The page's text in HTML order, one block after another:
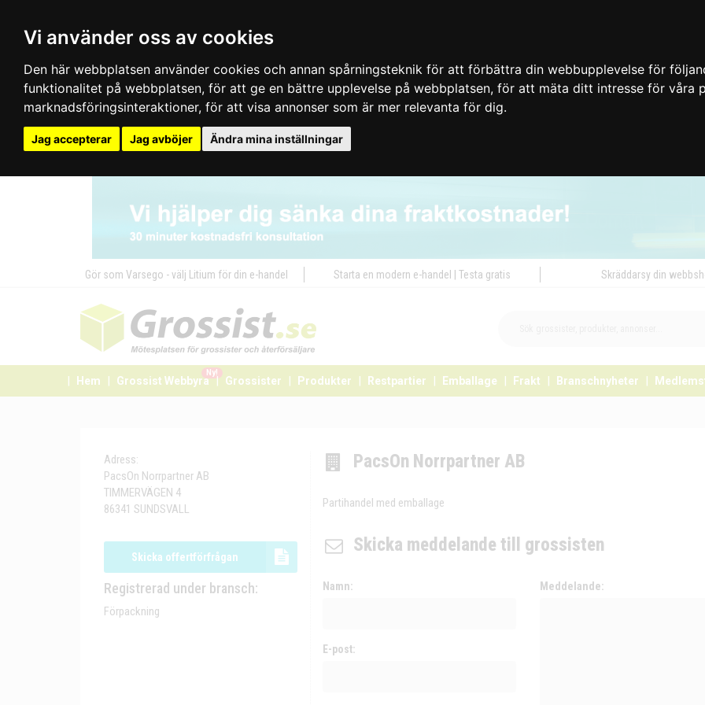
Vi använder oss av cookies
Den här webbplatsen använder cookies och annan spårningsteknik för att förbättra din webbupplevelse för
funktionalitet på webbplatsen, för att ge en bättre upplevelse på webbplatsen, för att mäta ditt intresse för våra
marknadsföringsinteraktioner, för att visa annonser som är mer relevanta för dig.
Jag accepterar Jag avböjer Ändra mina inställningar
Gör som Varsego - välj Litium för din e-handel Starta en modern e-handel | Testa gratis Skräddarsy din
Hem Grossist Webbyrå
Ny!
Grossister Produkter Restpartier Emballage Frakt Branschnyheter
Adress:
PacsOn Norrpartner AB
TIMMERVÄGEN 4
86341 SUNDSVALL
Skicka offertförfrågan
Registrerad under bransch:
Förpackning
PacsOn Norrpartner AB
Partihandel med emballage
Skicka meddelande till grossisten
Namn:
E-post:
Meddelande: